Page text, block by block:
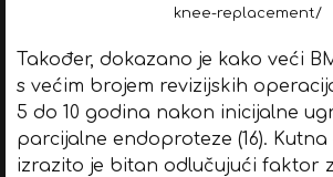
knee-replacement/
Također, dokazano je kako veći
s većim brojem revizijskih
5 do 10 godina nakon inicijalne
parcijalne endoproteze (16).
izrazito je bitan odlučujući faktor